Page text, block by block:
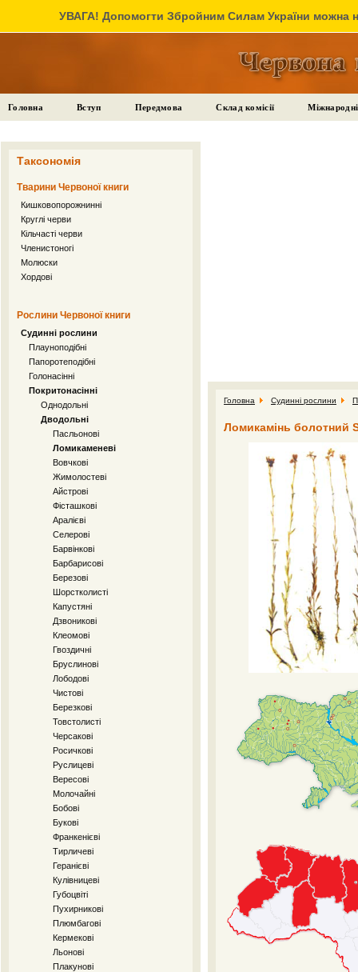
УВАГА! Допомогти Збройним Силам України можна
Головна Вступ Передмова Склад комісії
Таксономія
Тварини Червоної книги
Кишковопорожнинні
Круглі черви
Кільчасті черви
Членистоногі
Молюски
Хордові
Рослини Червоної книги
Судинні рослини
Плауноподібні
Папоротеподібні
Голонасінні
Покритонасінні
Однодольні
Дводольні
Пасльонові
Ломикаменеві
Вовчкові
Жимолостеві
Айстрові
Фісташкові
Аралієві
Селерові
Барвінкові
Барбарисові
Березові
Шорстколисті
Капустяні
Дзвоникові
Клеомові
Гвоздичні
Бруслинові
Лободові
Чистові
Березкові
Товстолисті
Черсакові
Росичкові
Руслицеві
Вересові
Молочайні
Бобові
Букові
Франкенієві
Тирличеві
Геранієві
Кулівницеві
Губоцвіті
Пухирникові
Плюмбагові
Кермекові
Льонові
Плакунові
Головна Судинні рослини
Ломикамінь болотний